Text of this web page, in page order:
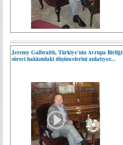
Jeremy Galbraith, Türkiye'nin Avrupa Birliği
süreci hakkındaki düşüncelerini anlatıyor...